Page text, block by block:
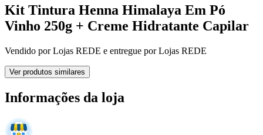
Kit Tintura Henna Himalaya Em Pó
Vinho 250g + Creme Hidratante Capilar
Vendido porLojas REDE e entregue por Lojas REDE
Ver produtos similares
Informações da loja